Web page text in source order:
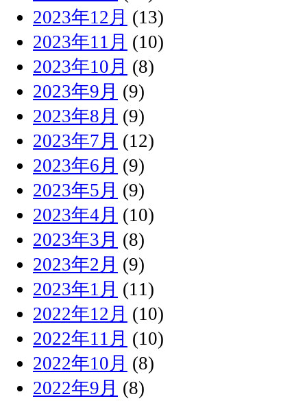
2023年12月 (13)
2023年11月 (10)
2023年10月 (8)
2023年9月 (9)
2023年8月 (9)
2023年7月 (12)
2023年6月 (9)
2023年5月 (9)
2023年4月 (10)
2023年3月 (8)
2023年2月 (9)
2023年1月 (11)
2022年12月 (10)
2022年11月 (10)
2022年10月 (8)
2022年9月 (8)